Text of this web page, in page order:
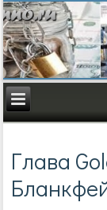
Глава